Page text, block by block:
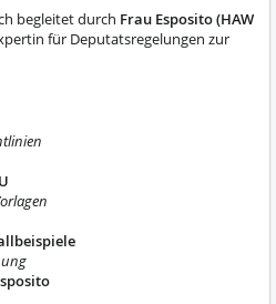
begleitet durch Frau Esposito (HAW
für Deputatsregelungen zur